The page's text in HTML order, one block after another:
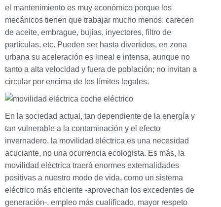
el mantenimiento es muy económico porque los
mecánicos tienen que trabajar mucho menos: carecen
de aceite, embrague, bujías, inyectores, filtro de
partículas, etc. Pueden ser hasta divertidos, en zona
urbana su aceleración es lineal e intensa, aunque no
tanto a alta velocidad y fuera de población; no invitan a
circular por encima de los límites legales.
En la sociedad actual, tan dependiente de la energía y
tan vulnerable a la contaminación y el efecto
invernadero, la movilidad eléctrica es una necesidad
acuciante, no una ocurrencia ecologista. Es más, la
movilidad eléctrica traerá enormes externalidades
positivas a nuestro modo de vida, como un sistema
eléctrico más eficiente -aprovechan los excedentes de
generación-, empleo más cualificado, mayor respeto